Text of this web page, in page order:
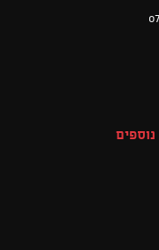
נוספים